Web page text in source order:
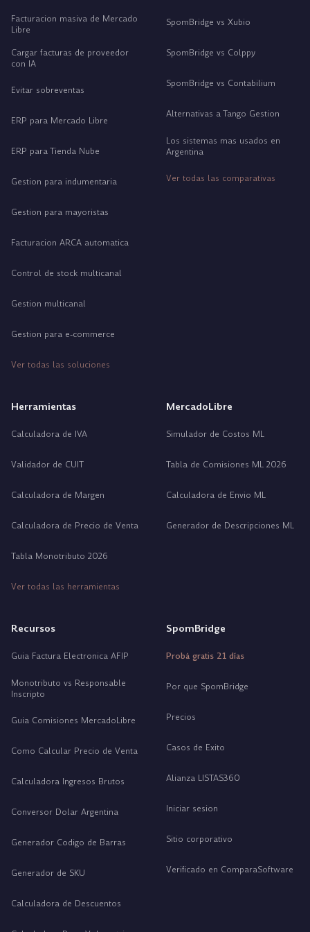
Facturacion masiva de Mercado
Libre
Cargar facturas de proveedor
con IA
Evitar sobreventas
ERP para Mercado Libre
ERP para Tienda Nube
Gestion para indumentaria
Gestion para mayoristas
Facturacion ARCA automatica
Control de stock multicanal
Gestion multicanal
Gestion para e-commerce
Ver todas las soluciones
SpomBridge vs Xubio
SpomBridge vs Colppy
SpomBridge vs Contabilium
Alternativas a Tango Gestion
Los sistemas mas usados en
Argentina
Ver todas las comparativas
Herramientas
Calculadora de IVA
Validador de CUIT
Calculadora de Margen
Calculadora de Precio de Venta
Tabla Monotributo 2026
Ver todas las herramientas
MercadoLibre
Simulador de Costos ML
Tabla de Comisiones ML 2026
Calculadora de Envio ML
Generador de Descripciones ML
Recursos
Guia Factura Electronica AFIP
Monotributo vs Responsable
Inscripto
Guia Comisiones MercadoLibre
Como Calcular Precio de Venta
Calculadora Ingresos Brutos
Conversor Dolar Argentina
Generador Codigo de Barras
Generador de SKU
Calculadora de Descuentos
SpomBridge
Probá gratis 21 días
Por que SpomBridge
Precios
Casos de Exito
Alianza LISTAS360
Iniciar sesion
Sitio corporativo
Verificado en ComparaSoftware